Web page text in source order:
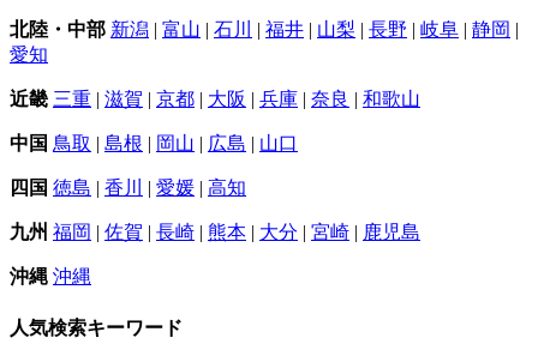
北陸・中部 新潟 | 富山 | 石川 | 福井 | 山梨 | 長野 | 岐阜 | 静岡 |
愛知
近畿 三重 | 滋賀 | 京都 | 大阪 | 兵庫 | 奈良 | 和歌山
中国 鳥取 | 島根 | 岡山 | 広島 | 山口
四国 徳島 | 香川 | 愛媛 | 高知
九州 福岡 | 佐賀 | 長崎 | 熊本 | 大分 | 宮崎 | 鹿児島
沖縄 沖縄
人気検索キーワード